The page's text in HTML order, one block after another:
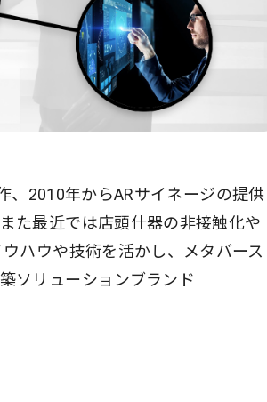
、2010年からARサイネージの提供
た最近では店頭什器の非接触化や
ハウや技術を活かし、メタバース
ソリューションブランド